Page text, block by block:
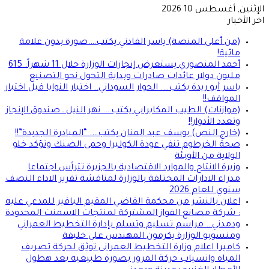
الإثنين, أغسطس 10 2026
اخر الأخبار
(من أعلى المنصة) ياسر الفادني يكتب….صورة بدون علامة
مائية!
أحمد المنصوري يستعرض إنجازات الوزارة خلال 11 شهراً: 615
مليون دولار عائدات صادرات وبداية التحول نحو التصنيع
ياسر أبو ريدة يكتب…. الحوار السوداني.. اختبار النوايا قبل اختبار
المواقف!!
(موازنات) الطيب المكابرابي يكتب…. نهر النيل ـ صندوق الإنجاز
وتعدد الأدوار!!
(خارج النص) يوسف عبد المنان يكتب…. “المبادرة الجديدة”!!
صحة الخرطوم تنفي عودة الكوليرا وحمى الضنك وتؤكد خلو
الولاية من الأوبئة
وزيرة الانتاج والموارد الاقتصادية بالجزيرة تترأس اجتماعا
مدراء الادارات المختلفة بالوزارة لمناقشة تقرير الاداء النصف
سنوي للعام 2026
اعلان بالنشر من محكمة القاضي المقيم الباقير للمدعي عليه
: شركة مصانع الفواز المشتركة لمنتجات الاسمنت المحدودة
ودمدني… مراسم تسليم وتسلم بإدارة التخطيط العمراني
ومنسوبو الوزارة يكرمون المهندس علي خليفة
كاميرا اعلام وزارة التخطيط العمرانى توثق لحركة تصريف
المياه وانسياب حركة المرور بصورة طبيعيه بعد هطول